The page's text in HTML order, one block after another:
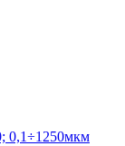
0,1÷1250мкм